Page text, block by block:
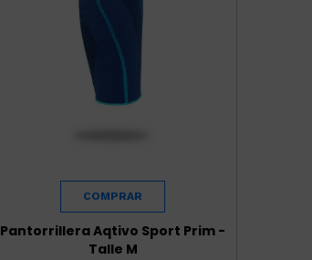
Pantorrillera Aqtivo Sport Prim -
Talle M